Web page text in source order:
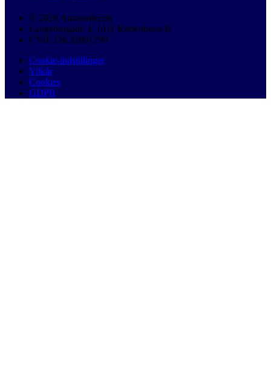
© 2026 Autobutler.dk
Langebrogade 4, 1411 København K
CVR: DK32891799
Cookie-indstillinger
Vilkår
Cookies
GDPR